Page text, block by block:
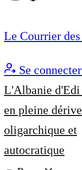
Le Courrier
Se connecter
L'Albanie d'Edi
en pleine dérive
oligarchique et
autocratique